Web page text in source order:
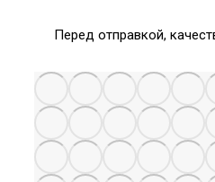
Перед отправкой,